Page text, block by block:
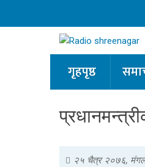
गृहपृष्ठ
२५ चैत्र २०७६,